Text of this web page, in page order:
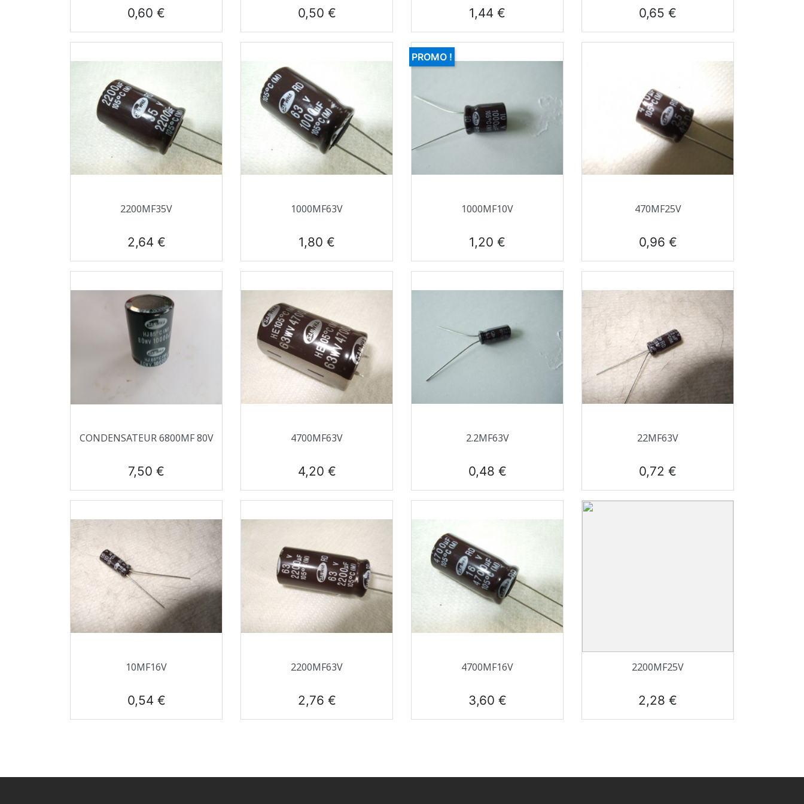
Prix
0,60 € Prix
0,50 € Prix
1,44 € Prix
0,65 €
Aperçu rapide
2200ΜF35V
Prix
2,64 €
Aperçu rapide
1000ΜF63V
Prix
1,80 €
Aperçu rapide
1000ΜF10V
Prix
1,20 €
PROMO !
Aperçu rapide
470ΜF25V
Prix
0,96 €
Aperçu rapide
CONDENSATEUR 6800ΜF 80V
Prix
7,50 €
Aperçu rapide
4700ΜF63V
Prix
4,20 €
Aperçu rapide
2.2ΜF63V
Prix
0,48 €
Aperçu rapide
22ΜF63V
Prix
0,72 €
Aperçu rapide
10ΜF16V
Prix
0,54 €
Aperçu rapide
2200ΜF63V
Prix
2,76 €
Aperçu rapide
4700ΜF16V
Prix
3,60 €
Aperçu rapide
2200ΜF25V
Prix
2,28 €